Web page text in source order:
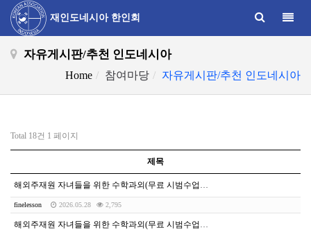
재인도네시아 한인회
자유게시판/추천 인도네시아
Home 참여마당 자유게시판/추천 인도네시아
Total 18건 1 페이지
제목
해외주재원 자녀들을 위한 수학과외(무료 시범수업 있습니다.)
finelesson 2026.05.28 2,795
해외주재원 자녀들을 위한 수학과외(무료 시범수업 있습니다.)